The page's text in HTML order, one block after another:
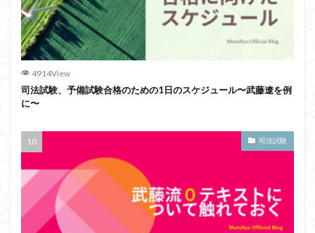
4914View
司法試験、予備試験合格のための1日のスケジュール〜武藤遼を例
に〜
司法試験